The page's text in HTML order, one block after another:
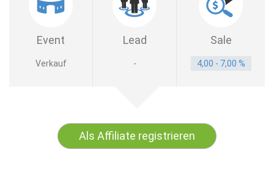
Event Lead Sale
Verkauf - 4,00 - 7,00 %
Als Affiliate registrieren